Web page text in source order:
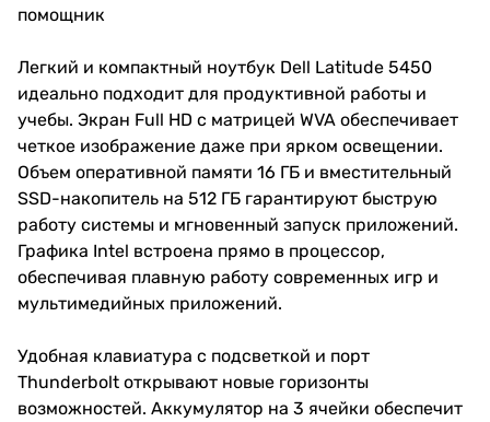
помощник
Легкий и компактный ноутбук Dell Latitude 5450
идеально подходит для продуктивной работы и
учебы. Экран Full HD с матрицей WVA обеспечивает
четкое изображение даже при ярком освещении.
Объем оперативной памяти 16 ГБ и вместительный
SSD-накопитель на 512 ГБ гарантируют быструю
работу системы и мгновенный запуск приложений.
Графика Intel встроена прямо в процессор,
обеспечивая плавную работу современных игр и
мультимедийных приложений.
Удобная клавиатура с подсветкой и порт
Thunderbolt открывают новые горизонты
возможностей. Аккумулятор на 3 ячейки обеспечит